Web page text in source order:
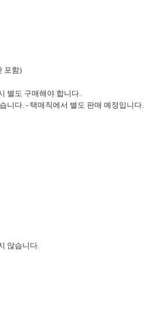
포함)
별도 구매해야 합니다.
니다. - 택매직에서 별도 판매 예정입니다.
않습니다.